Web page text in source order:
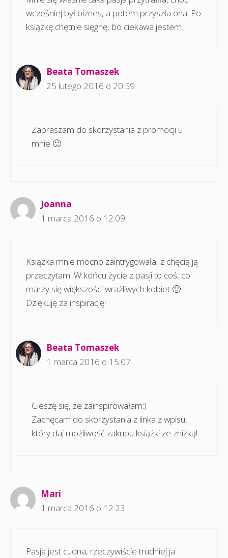
wcześniej był biznes, a potem przyszła ona. Po
książkę chętnie sięgnę, bo ciekawa jestem.
Beata Tomaszek
25 lutego 2016 o 20:59
Zapraszam do skorzystania z promocji u
mnie 🙂
Joanna
1 marca 2016 o 12:09
Książka mnie mocno zaintrygowała, z chęcią ją
przeczytam. W końcu życie z pasji to coś, co
marzy się większości wrażliwych kobiet 🙂
Dziękuję za inspirację!
Beata Tomaszek
1 marca 2016 o 15:07
Cieszę się, że zainspirowałam:)
Zachęcam do skorzystania z linka z wpisu,
który daj możliwość zakupu książki ze zniżką!
Mari
1 marca 2016 o 12:23
Pasja jest cudna, rzeczywiście trudniej ja